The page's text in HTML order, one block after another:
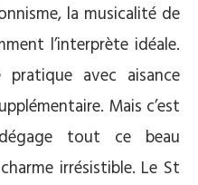
la musicalité de
l’interprète idéale.
pratique avec aisance
Mais c’est
tout ce beau
irrésistible. Le St